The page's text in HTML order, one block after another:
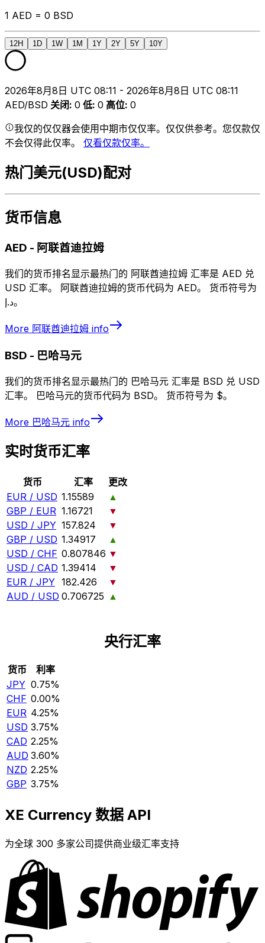
1 AED = 0 BSD
12H 1D 1W 1M 1Y 2Y 5Y 10Y
2026年8月8日 UTC 08:11 - 2026年8月8日 UTC 08:11
AED/BSD 关闭: 0 低: 0 高位: 0
我仅的仅仅器会使用中期市仅仅率。仅仅供参考。您仅款仅
不会仅得此仅率。 仅看仅款仅率。
热门美元(USD)配对
货币信息
AED - 阿联酋迪拉姆
我们的货币排名显示最热门的 阿联酋迪拉姆 汇率是 AED 兑
USD 汇率。 阿联酋迪拉姆的货币代码为 AED。 货币符号为
د.إ。
More 阿联酋迪拉姆 info
BSD - 巴哈马元
我们的货币排名显示最热门的 巴哈马元 汇率是 BSD 兑 USD
汇率。 巴哈马元的货币代码为 BSD。 货币符号为 $。
More 巴哈马元 info
实时货币汇率
货币 汇率
更改
EUR / USD 1.15589
▲
GBP / EUR 1.16721
▼
USD / JPY 157.824
▼
GBP / USD 1.34917
▲
USD / CHF 0.807846 ▼
USD / CAD 1.39414
▼
EUR / JPY 182.426
▼
AUD / USD 0.706725 ▲
央行汇率
货币
利率
JPY 0.75%
CHF 0.00%
EUR 4.25%
USD 3.75%
CAD 2.25%
AUD 3.60%
NZD 2.25%
GBP 3.75%
XE Currency 数据 API
为全球 300 多家公司提供商业级汇率支持